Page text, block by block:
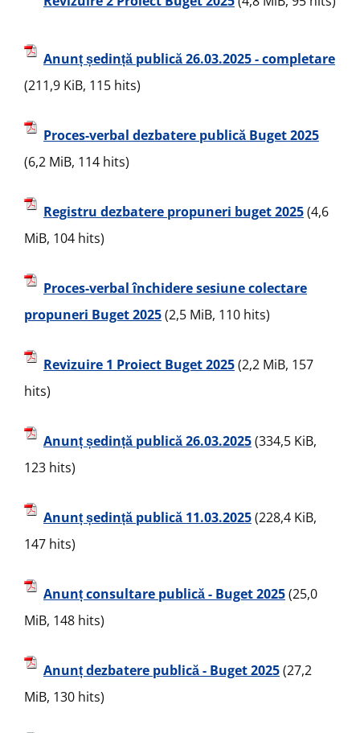
Anunț ședință publică 26.03.2025 - completare
(211,9 KiB, 115 hits)
Proces-verbal dezbatere publică Buget 2025
(6,2 MiB, 114 hits)
Registru dezbatere propuneri buget 2025(4,6
MiB, 104 hits)
Proces-verbal închidere sesiune colectare
propuneri Buget 2025(2,5 MiB, 110 hits)
Revizuire 1 Proiect Buget 2025(2,2 MiB, 157
hits)
Anunț ședință publică 26.03.2025(334,5 KiB,
123 hits)
Anunț ședință publică 11.03.2025(228,4 KiB,
147 hits)
Anunț consultare publică - Buget 2025(25,0
MiB, 148 hits)
Anunț dezbatere publică - Buget 2025(27,2
MiB, 130 hits)